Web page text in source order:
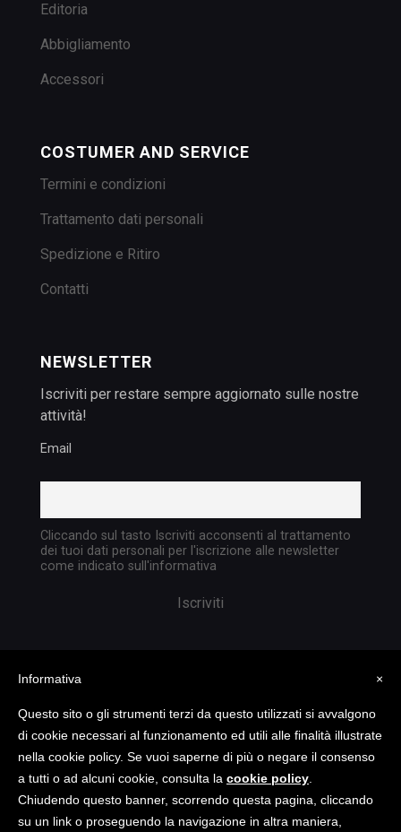
Editoria
Abbigliamento
Accessori
COSTUMER AND SERVICE
Termini e condizioni
Trattamento dati personali
Spedizione e Ritiro
Contatti
NEWSLETTER
Iscriviti per restare sempre aggiornato sulle nostre
attività!
Email
Cliccando sul tasto Iscriviti acconsenti al trattamento
dei tuoi dati personali per l'iscrizione alle newsletter
come indicato sull'informativa
Copyright @ 2023 TATTICA S.R.L. | All rights
reserved | P.I. 05903351004
×
Informativa
Questo sito o gli strumenti terzi da questo utilizzati si avvalgono
di cookie necessari al funzionamento ed utili alle finalità illustrate
nella cookie policy. Se vuoi saperne di più o negare il consenso
a tutti o ad alcuni cookie, consulta la cookie policy
Chiudendo questo banner, scorrendo questa pagina, cliccando
su un link o proseguendo la navigazione in altra maniera,